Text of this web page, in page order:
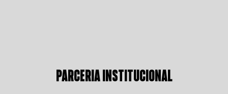
PARCERIA INSTITUCIONAL